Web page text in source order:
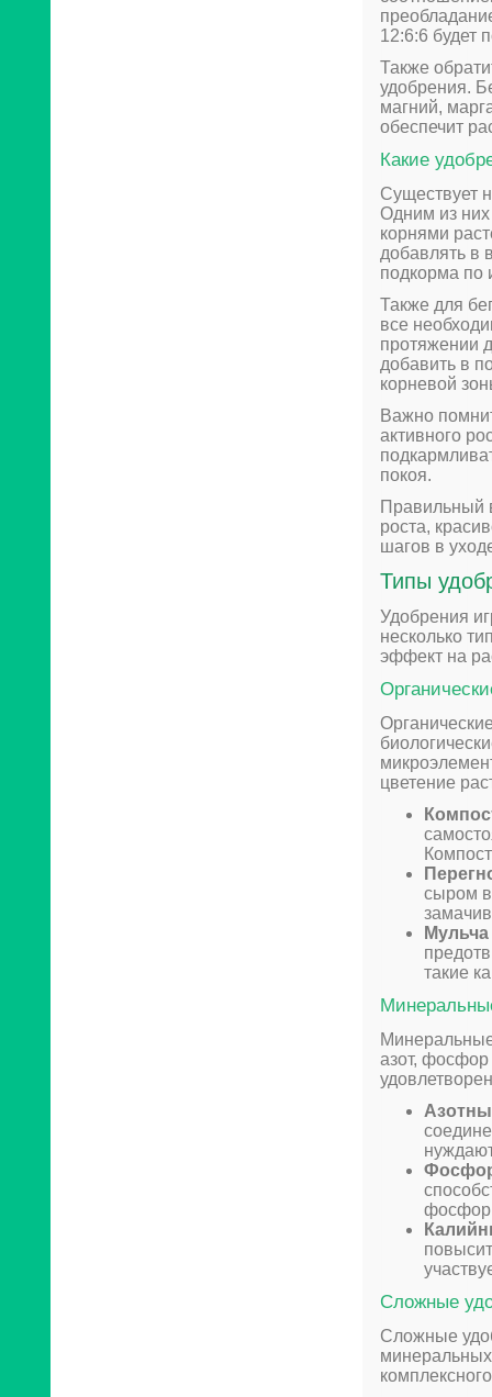
12:6:6 будет
Также
удобрения.
магний,
обеспечит
Какие
Существует
Одним из
корнями
добавлять в
подкорма по
Также для
все
протяжении
добавить в
корневой
Важно
активного
покоя.
Правильный
роста,
шагов в
Типы
Удобрения
несколько
эффект на
цветение
сыром
Мульча
такие
азот, фосфор
фосфор
Сложные
Сложные